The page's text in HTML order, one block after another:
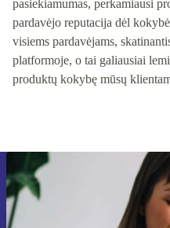
pasiekiamumas, perkamiausi
pardavėjo reputacija dėl
visiems pardavėjams,
platformoje, o tai galiausiai
produktų kokybę mūsų
Nebepraleisk